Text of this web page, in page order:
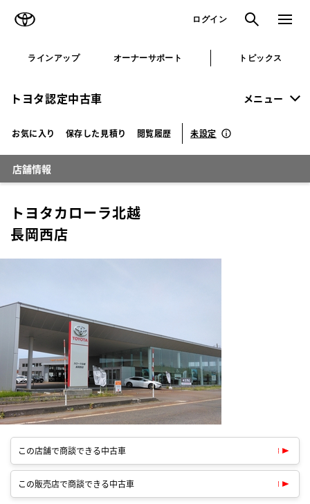
ログイン 検索 メニュ
ラインアップ オーナーサポート トピックス
トヨタ認定中古車 メニュー
お気に入り 保存した見積り 閲覧履歴 未設定
店舗情報
トヨタカローラ北越
長岡西店
この店舗で商談できる中古車
この販売店で商談できる中古車